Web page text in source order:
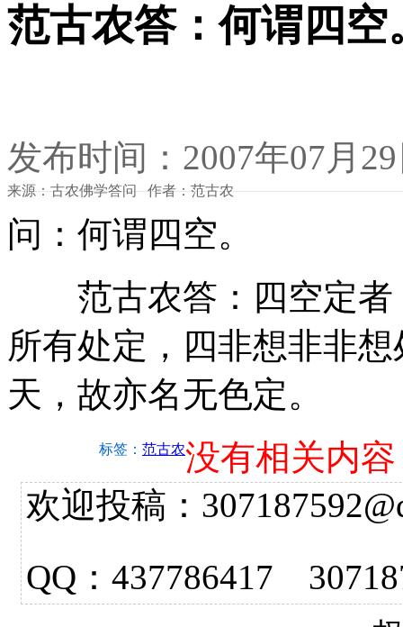
范古农答：何谓四空
发布时间：2007年07月
来源：古农佛学答问 作者：范古农
问：何谓四空。
范古农答：四空定者
所有处定，四非想非非
天，故亦名无色定。
标签： 范古农没有相关内容
欢迎投稿：
QQ：437786417